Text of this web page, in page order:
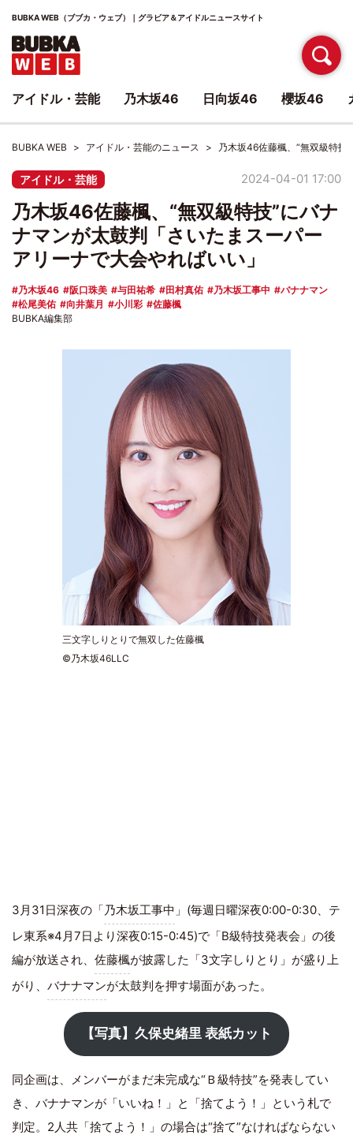
BUBKA WEB（ブブカ・ウェブ）｜グラビア＆アイドルニュースサイト
BUBKA WEB アイドル・芸能のニュース 乃木坂46佐藤楓、“無双級特技
アイドル・芸能 2024-04-01 17:00
乃木坂46佐藤楓、“無双級特技”にバナ
ナマンが太鼓判「さいたまスーパー
アリーナで大会やればいい」
乃木坂46 阪口珠美 与田祐希 田村真佑 乃木坂工事中
バナナマン
松尾美佑
向井葉月 小川彩
佐藤楓
BUBKA編集部
三文字しりとりで無双した佐藤楓
©乃木坂46LLC
3月31日深夜の「乃木坂工事中 」(毎週日曜深夜0:00-0:30、テ
レ東系※4月7日より深夜0:15-0:45)で「B級特技発表会」の後
編が放送され、 佐藤楓が披露した「3文字しりとり」が盛り上
がり、 バナナマンが太鼓判を押す場面があった。
【写真】久保史緒里 表紙カット
同企画は、メンバーがまだ未完成な“Ｂ級特技”を発表してい
き、バナナマンが「いいね！」と「捨てよう！」という札で
判定。2人共「捨てよう！」の場合は“捨て”なければならない
アイドル・芸能 乃木坂46 日向坂46 櫻坂46